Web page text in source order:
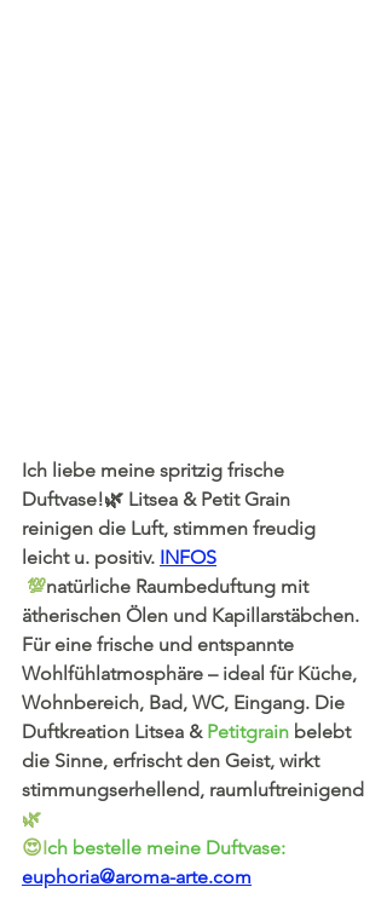
Ich liebe meine spritzig frische
Duftvase!🌿 Litsea & Petit Grain
reinigen die Luft, stimmen freudig
leicht u. positiv. INFOS
💯natürliche Raumbeduftung mit
ätherischen Ölen und Kapillarstäbchen.
Für eine frische und entspannte
Wohlfühlatmosphäre – ideal für Küche,
Wohnbereich, Bad, WC, Eingang. Die
Duftkreation Litsea & Petitgrain belebt
die Sinne, erfrischt den Geist, wirkt
stimmungserhellend, raumluftreinigend
🌿
😍Ich bestelle meine Duftvase:
euphoria@aroma-arte.com